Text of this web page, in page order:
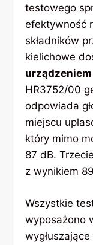
testowego
efektywność
składników
kielichowe
urządzeniem
HR3752/00
odpowiada
miejscu
który mimo
87 dB.
z wynikiem
Wszystkie
wyposażono